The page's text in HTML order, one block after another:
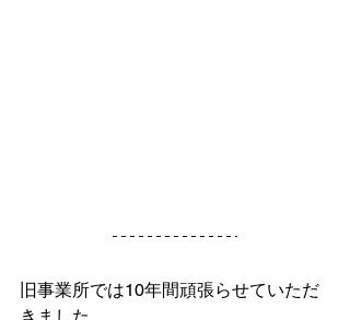
旧事業所では10年間頑張らせていただ